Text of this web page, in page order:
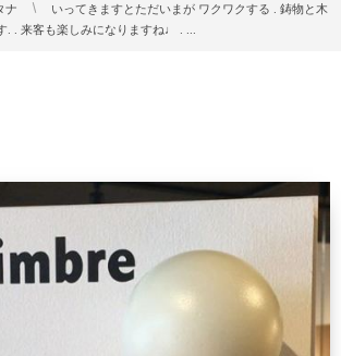
ナ
いってきますとただいまが ワクワクする . 鋳物と木
. . 来客も楽しみになりますね♩ . ...